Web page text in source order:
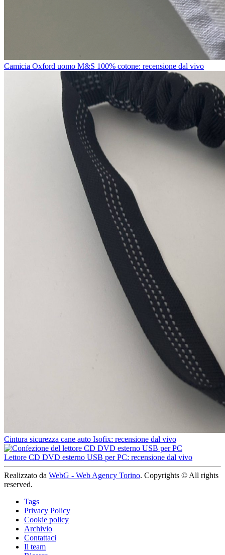
Camicia Oxford uomo M&S 100% cotone: recensione dal vivo
Cintura sicurezza cane auto Isofix: recensione dal vivo
Lettore CD DVD esterno USB per PC: recensione dal vivo
Realizzato da WebG - Web Agency Torino. Copyrights © All rights
reserved.
Tags
Privacy Policy
Cookie policy
Archivio
Contattaci
Il team